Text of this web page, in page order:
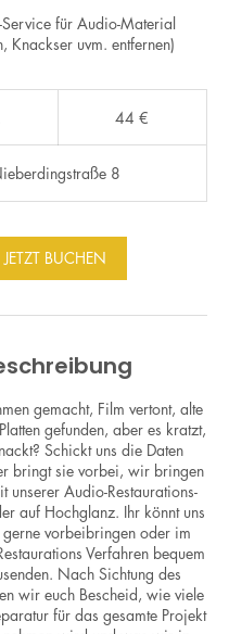
Service für Audio-Material
Knackser uvm. entfernen)
d
44 €
8
JETZT BUCHEN
gemacht, Film vertont, alte
gefunden, aber es kratzt,
Schickt uns die Daten
bringt sie vorbei, wir bringen
unserer Audio-Restaurations-
auf Hochglanz. Ihr könnt uns
gerne vorbeibringen oder im
Verfahren bequem
Nach Sichtung des
wir euch Bescheid, wie viele
für das gesamte Projekt